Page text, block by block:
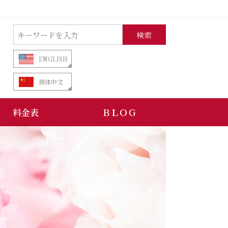
検索
ENGLISH
筒体中文
料金表 ＢＬＯＧ